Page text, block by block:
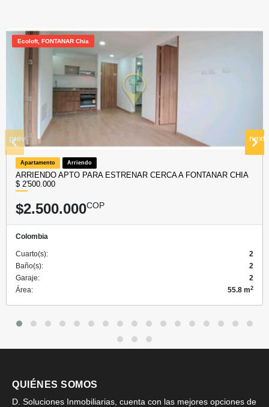
Ecoloft, FONTANAR Chia
Apartamento Arriendo
ARRIENDO APTO PARA ESTRENAR CERCA A FONTANAR CHIA
$ 2'500.000
$2.500.000COP
Colombia
Cuarto(s):
2
Baño(s):
2
Garaje:
2
Área:
55.8 m2
prev next
QUIÉNES SOMOS
D. Soluciones Inmobiliarias, cuenta con las mejores opciones de